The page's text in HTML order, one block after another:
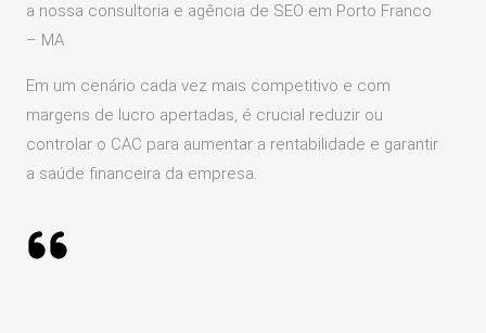
a nossa consultoria e agência de SEO em Porto Franco
– MA
Em um cenário cada vez mais competitivo e com
margens de lucro apertadas, é crucial reduzir ou
controlar o CAC para aumentar a rentabilidade e garantir
a saúde financeira da empresa.